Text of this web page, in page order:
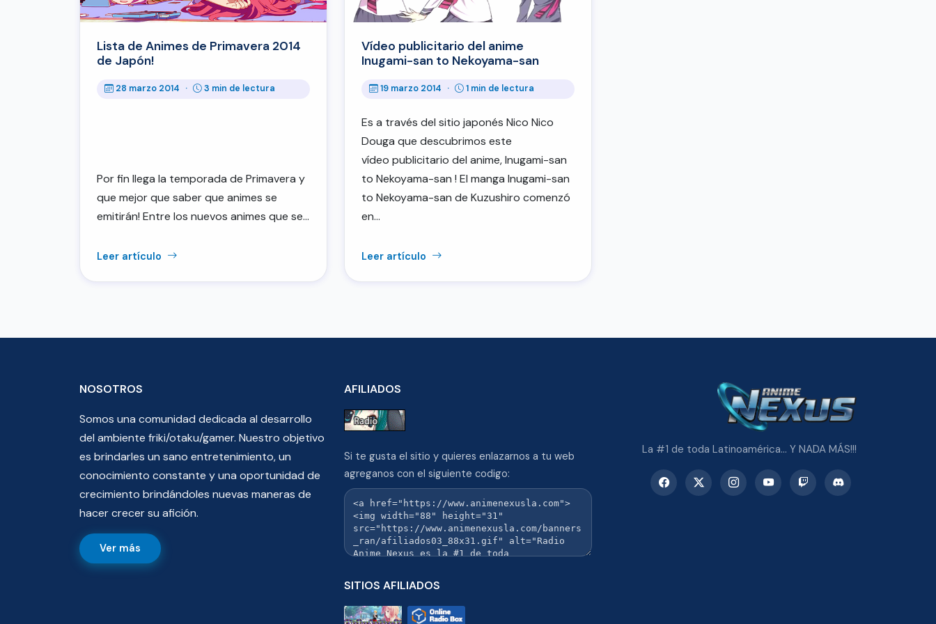
Lista de Animes de Primavera 2014
de Japón!
28 marzo 2014 · 3 min de lectura
Por fin llega la temporada de Primavera y
que mejor que saber que animes se
emitirán! Entre los nuevos animes que se…
Leer artículo
Vídeo publicitario del anime
Inugami-san to Nekoyama-san
19 marzo 2014 · 1 min de lectura
Es a través del sitio japonés Nico Nico
Douga que descubrimos este
vídeo publicitario del anime, Inugami-san
to Nekoyama-san ! El manga Inugami-san
to Nekoyama-san de Kuzushiro comenzó
en…
Leer artículo
NOSOTROS
Somos una comunidad dedicada al desarrollo
del ambiente friki/otaku/gamer. Nuestro objetivo
es brindarles un sano entretenimiento, un
conocimiento constante y una oportunidad de
crecimiento brindándoles nuevas maneras de
hacer crecer su afición.
Ver más
AFILIADOS
Si te gusta el sitio y quieres enlazarnos a tu web
agreganos con el siguiente codigo:
SITIOS AFILIADOS
La #1 de toda Latinoamérica... Y NADA MÁS!!!